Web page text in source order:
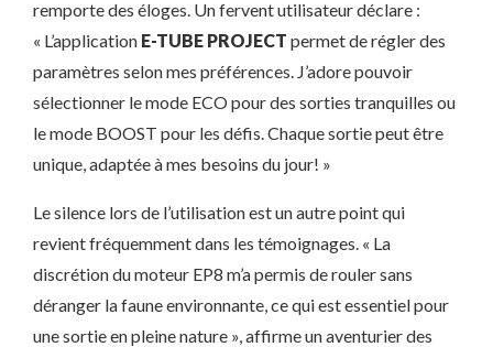
remporte des éloges. Un fervent utilisateur déclare :
« L’application E-TUBE PROJECT permet de régler des
paramètres selon mes préférences. J’adore pouvoir
sélectionner le mode ECO pour des sorties tranquilles ou
le mode BOOST pour les défis. Chaque sortie peut être
unique, adaptée à mes besoins du jour! »
Le silence lors de l’utilisation est un autre point qui
revient fréquemment dans les témoignages. « La
discrétion du moteur EP8 m’a permis de rouler sans
déranger la faune environnante, ce qui est essentiel pour
une sortie en pleine nature », affirme un aventurier des